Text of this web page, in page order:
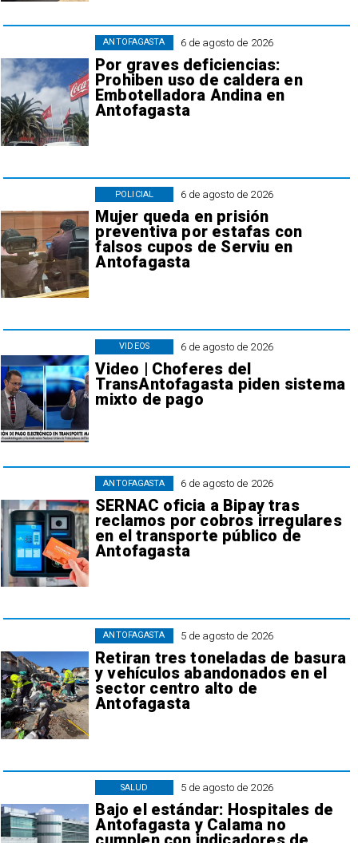
6 de agosto de 2026
Por graves deficiencias:
Prohiben uso de caldera en
Embotelladora Andina en
Antofagasta
ANTOFAGASTA
6 de agosto de 2026
Mujer queda en prisión
preventiva por estafas con
falsos cupos de Serviu en
Antofagasta
POLICIAL
6 de agosto de 2026
Video | Choferes del
TransAntofagasta piden sistema
mixto de pago
VIDEOS
6 de agosto de 2026
SERNAC oficia a Bipay tras
reclamos por cobros irregulares
en el transporte público de
Antofagasta
ANTOFAGASTA
5 de agosto de 2026
Retiran tres toneladas de basura
y vehículos abandonados en el
sector centro alto de
Antofagasta
ANTOFAGASTA
5 de agosto de 2026
Bajo el estándar: Hospitales de
Antofagasta y Calama no
SALUD